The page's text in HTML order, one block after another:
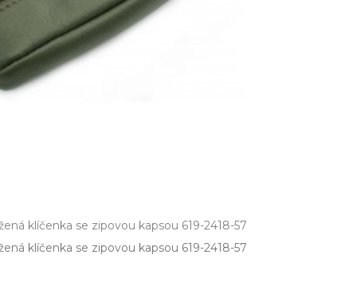
klíčenka se zipovou kapsou 619-2418-57
klíčenka se zipovou kapsou 619­-2418­-57